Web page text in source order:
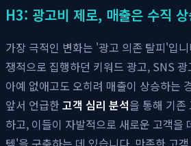
H3: 광고비 제로, 매출은 수직
가장 극적인 변화는 '광고 의존 탈피'입
쟁적으로 집행하던 키워드 광고, SNS
아예 없애고도 오히려 매출이 상승하는
앞서 언급한 고객 심리 분석을 통해 기존
하고, 이들이 자발적으로 새로운 고객을